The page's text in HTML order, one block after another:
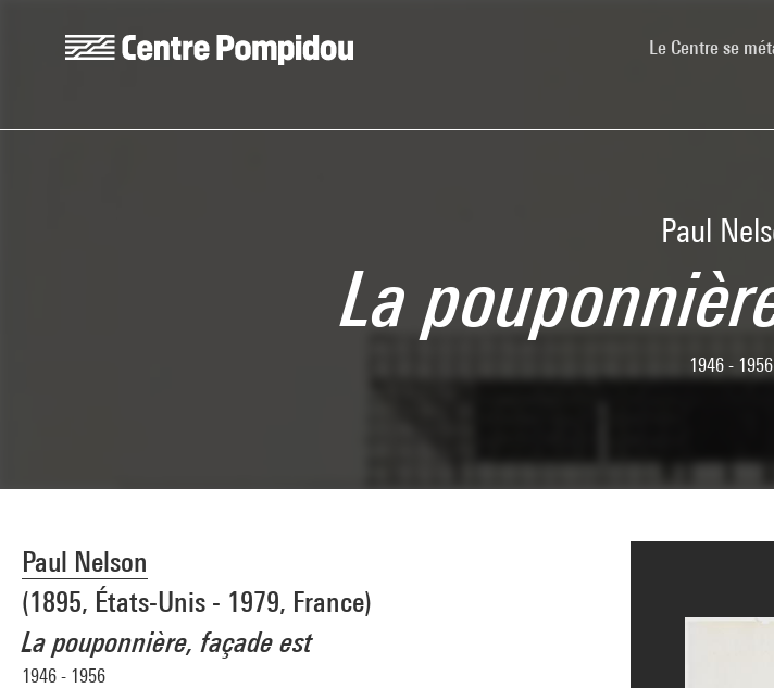
Le Centre se
Paul
La
1946 - 1956
Paul Nelson
(1895, États-Unis - 1979, France)
La pouponnière, façade est
1946 - 1956